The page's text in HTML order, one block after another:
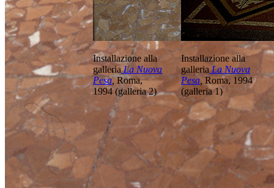
Installazione alla
galleria La Nuova
Pesa,Roma,
1994 (galleria 2)
Installazione alla
galleriaLa Nuova
Pesa ,Roma, 1994
(galleria 1)